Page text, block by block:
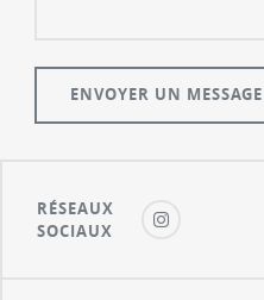
RÉSEAUX
SOCIAUX